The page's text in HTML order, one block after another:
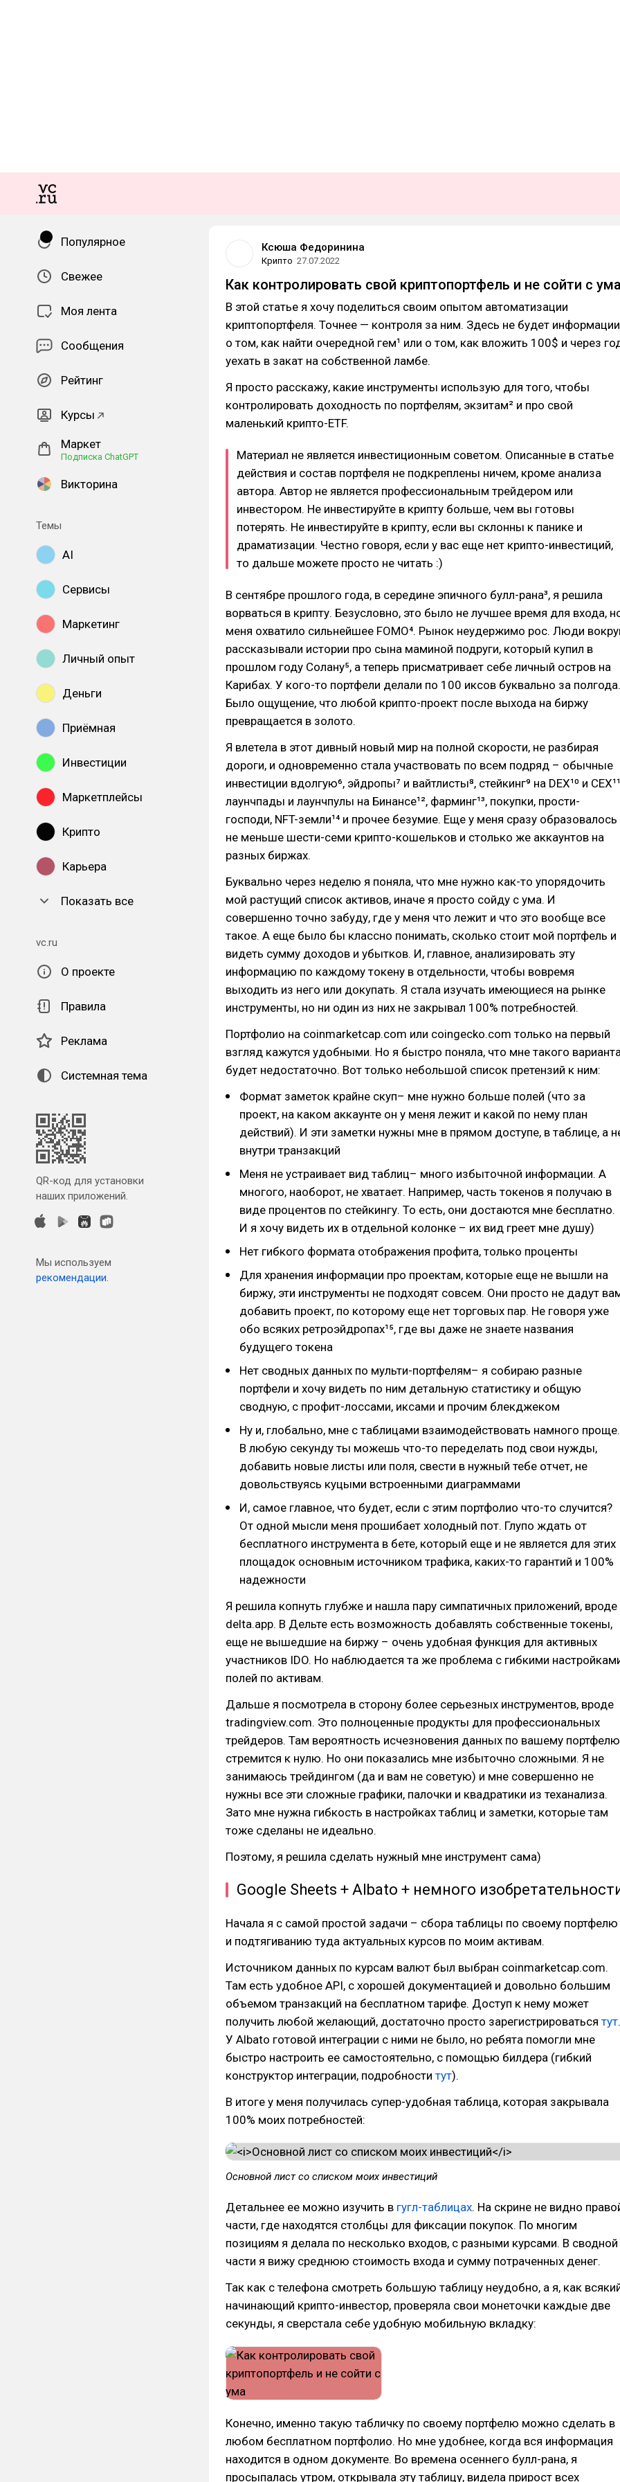
Популярное
Свежее
Моя лента
Сообщения
Рейтинг
Курсы
Маркет
Подписка ChatGPT
Викторина
Темы
AI
Сервисы
Маркетинг
Личный опыт
Деньги
Приёмная
Инвестиции
Маркетплейсы
Крипто
Карьера
Показать все
vc.ru
О проекте
Правила
Реклама
Системная тема
QR-код для установки
наших приложений.
Мы используем
рекомендации.
Ксюша Федоринина
Крипто 27.07.2022
Как контролировать свой криптопортфель и не сойти с
В этой статье я хочу поделиться своим опытом автоматизации
криптопортфеля. Точнее — контроля за ним. Здесь не будет информации
о том, как найти очередной гем¹ или о том, как вложить 100$ и через
уехать в закат на собственной ламбе.
Я просто расскажу, какие инструменты использую для того, чтобы
контролировать доходность по портфелям, экзитам² и про свой
маленький крипто-ETF.
Материал не является инвестиционным советом. Описанные в статье
действия и состав портфеля не подкреплены ничем, кроме анализа
автора. Автор не является профессиональным трейдером или
инвестором. Не инвестируйте в крипту больше, чем вы готовы
потерять. Не инвестируйте в крипту, если вы склонны к панике и
драматизации. Честно говоря, если у вас еще нет крипто-инвестиций,
то дальше можете просто не читать :)
В сентябре прошлого года, в середине эпичного булл-рана³, я решила
ворваться в крипту. Безусловно, это было не лучшее время для входа,
меня охватило сильнейшее FOMO⁴. Рынок неудержимо рос. Люди
рассказывали истории про сына маминой подруги, который купил в
прошлом году Солану⁵, а теперь присматривает себе личный остров на
Карибах. У кого-то портфели делали по 100 иксов буквально за полгода.
Было ощущение, что любой крипто-проект после выхода на биржу
превращается в золото.
Я влетела в этот дивный новый мир на полной скорости, не разбирая
дороги, и одновременно стала участвовать по всем подряд – обычные
инвестиции вдолгую⁶, эйдропы⁷ и вайтлисты⁸, стейкинг⁹ на DEX¹⁰ и
лаунчпады и лаунчпулы на Бинансе¹², фарминг¹³, покупки, прости-
господи, NFT-земли¹⁴ и прочее безумие. Еще у меня сразу образовалось
не меньше шести-семи крипто-кошельков и столько же аккаунтов на
разных биржах.
Буквально через неделю я поняла, что мне нужно как-то упорядочить
мой растущий список активов, иначе я просто сойду с ума. И
совершенно точно забуду, где у меня что лежит и что это вообще все
такое. А еще было бы классно понимать, сколько стоит мой портфель и
видеть сумму доходов и убытков. И, главное, анализировать эту
информацию по каждому токену в отдельности, чтобы вовремя
выходить из него или докупать. Я стала изучать имеющиеся на рынке
инструменты, но ни один из них не закрывал 100% потребностей.
Портфолио на coinmarketcap.com или coingecko.com только на первый
взгляд кажутся удобными. Но я быстро поняла, что мне такого
будет недостаточно. Вот только небольшой список претензий к ним:
Формат заметок крайне скуп– мне нужно больше полей (что за
проект, на каком аккаунте он у меня лежит и какой по нему план
действий). И эти заметки нужны мне в прямом доступе, в таблице, а
внутри транзакций
Меня не устраивает вид таблиц– много избыточной информации. А
многого, наоборот, не хватает. Например, часть токенов я получаю в
виде процентов по стейкингу. То есть, они достаются мне бесплатно.
И я хочу видеть их в отдельной колонке – их вид греет мне душу)
Нет гибкого формата отображения профита, только проценты
Для хранения информации про проектам, которые еще не вышли на
биржу, эти инструменты не подходят совсем. Они просто не дадут
добавить проект, по которому еще нет торговых пар. Не говоря уже
обо всяких ретроэйдропах¹⁵, где вы даже не знаете названия
будущего токена
Нет сводных данных по мульти-портфелям– я собираю разные
портфели и хочу видеть по ним детальную статистику и общую
сводную, с профит-лоссами, иксами и прочим блекджеком
Ну и, глобально, мне с таблицами взаимодействовать намного проще.
В любую секунду ты можешь что-то переделать под свои нужды,
добавить новые листы или поля, свести в нужный тебе отчет, не
довольствуясь куцыми встроенными диаграммами
И, самое главное, что будет, если с этим портфолио что-то случится?
От одной мысли меня прошибает холодный пот. Глупо ждать от
бесплатного инструмента в бете, который еще и не является для этих
площадок основным источником трафика, каких-то гарантий и 100%
надежности
Я решила копнуть глубже и нашла пару симпатичных приложений, вроде
delta.app. В Дельте есть возможность добавлять собственные токены,
еще не вышедшие на биржу – очень удобная функция для активных
участников IDO. Но наблюдается та же проблема с гибкими
полей по активам.
Дальше я посмотрела в сторону более серьезных инструментов, вроде
tradingview.com. Это полноценные продукты для профессиональных
трейдеров. Там вероятность исчезновения данных по вашему портфелю
стремится к нулю. Но они показались мне избыточно сложными. Я не
занимаюсь трейдингом (да и вам не советую) и мне совершенно не
нужны все эти сложные графики, палочки и квадратики из теханализа.
Зато мне нужна гибкость в настройках таблиц и заметки, которые там
тоже сделаны не идеально.
Поэтому, я решила сделать нужный мне инструмент сама)
Google Sheets + Albato + немного
Начала я с самой простой задачи – сбора таблицы по своему портфелю
и подтягиванию туда актуальных курсов по моим активам.
Источником данных по курсам валют был выбран coinmarketcap.com.
Там есть удобное API, с хорошей документацией и довольно большим
объемом транзакций на бесплатном тарифе. Доступ к нему может
получить любой желающий, достаточно просто зарегистрироваться тут.
У Albato готовой интеграции с ними не было, но ребята помогли мне
быстро настроить ее самостоятельно, с помощью билдера (гибкий
конструктор интеграции, подробности тут).
В итоге у меня получилась супер-удобная таблица, которая закрывала
100% моих потребностей:
Основной лист со списком моих инвестиций
Детальнее ее можно изучить в гугл-таблицах. На скрине не видно
части, где находятся столбцы для фиксации покупок. По многим
позициям я делала по несколько входов, с разными курсами. В сводной
части я вижу среднюю стоимость входа и сумму потраченных денег.
Так как с телефона смотреть большую таблицу неудобно, а я, как
начинающий крипто-инвестор, проверяла свои монеточки каждые две
секунды, я сверстала себе удобную мобильную вкладку:
Конечно, именно такую табличку по своему портфелю можно сделать в
любом бесплатном портфолио. Но мне удобнее, когда вся информация
находится в одном документе. Во времена осеннего булл-рана, я
просыпалась утром, открывала эту таблицу, видела прирост всех